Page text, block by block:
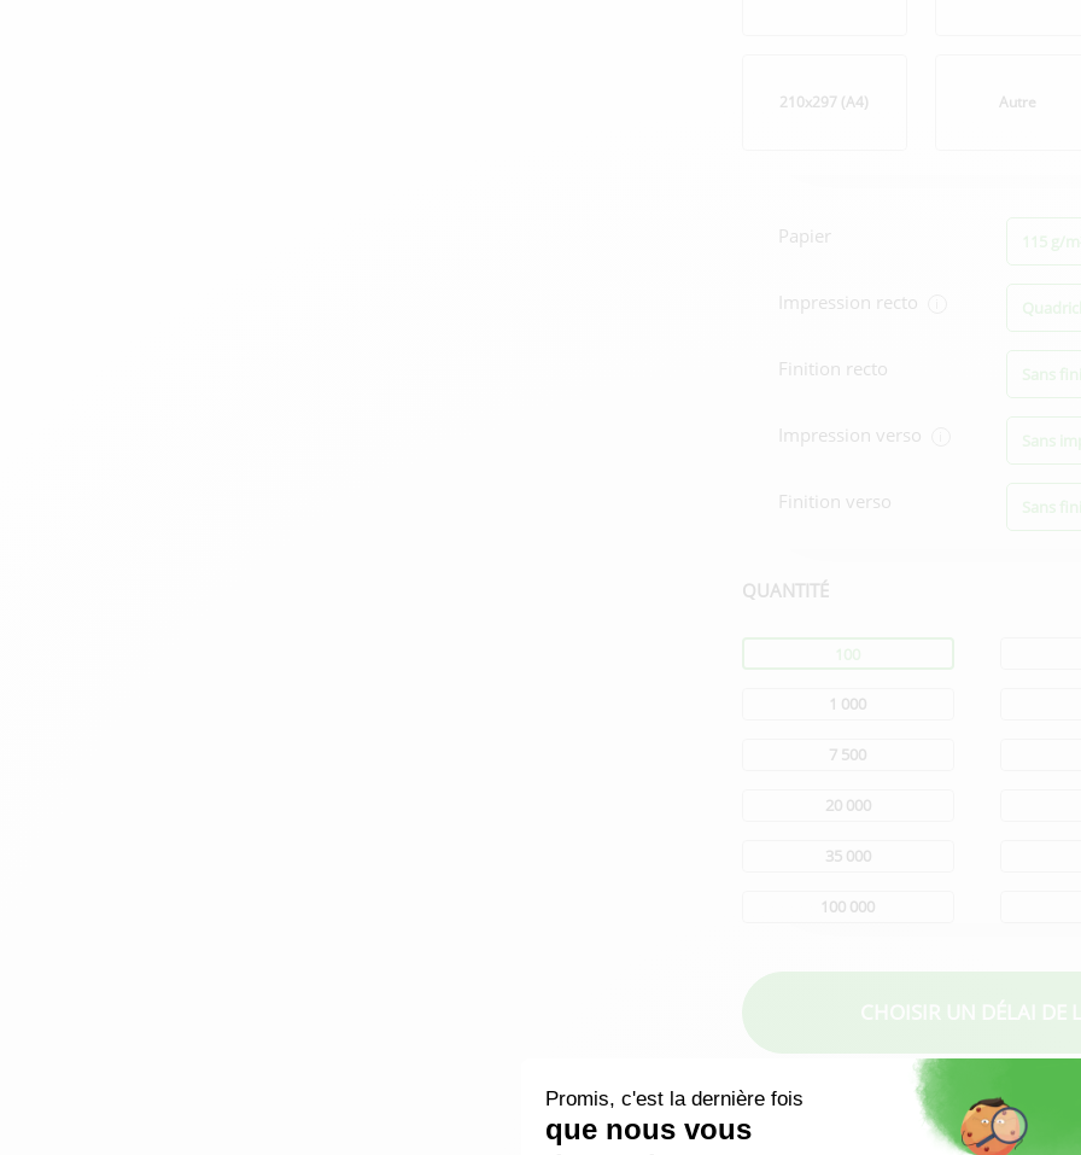
210x297 (A4) Autre
d'impression
Papier
Impression recto
Finition recto
Impression verso
Finition verso
QUANTITÉ
1 000
7 500
20 000
35 000
100 000
Une demande particulière
quantité...) ?